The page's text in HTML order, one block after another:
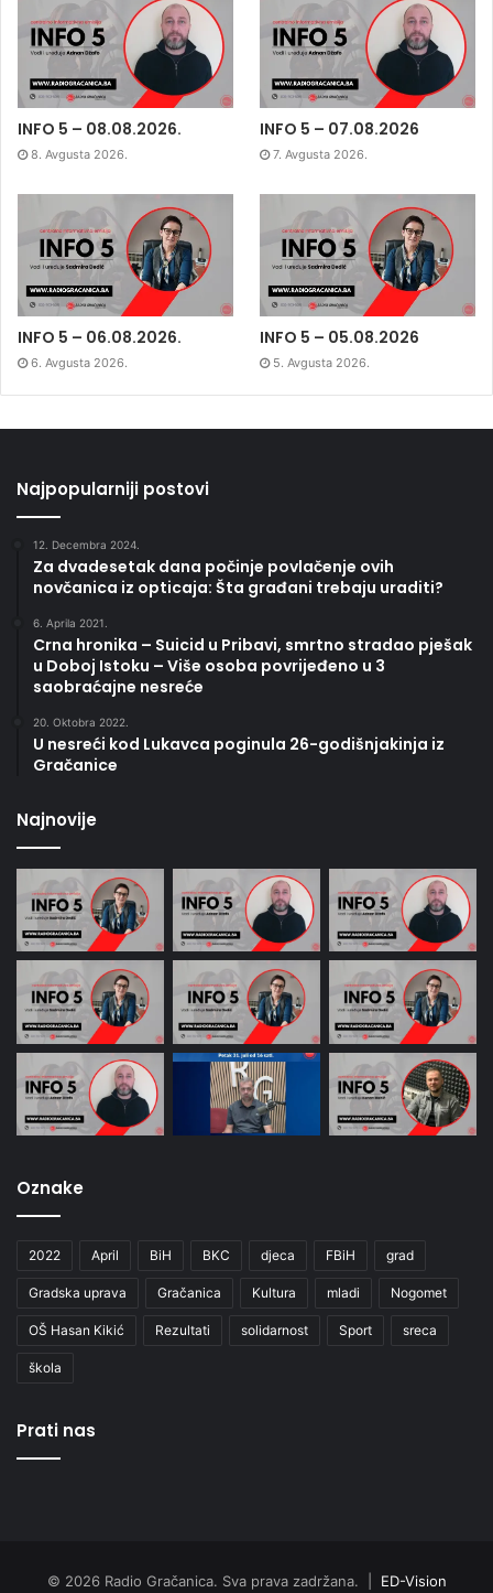
INFO 5 – 08.08.2026.
8. Avgusta 2026.
INFO 5 – 07.08.2026
7. Avgusta 2026.
INFO 5 – 06.08.2026.
6. Avgusta 2026.
INFO 5 – 05.08.2026
5. Avgusta 2026.
Najpopularniji postovi
12. Decembra 2024.
Za dvadesetak dana počinje povlačenje ovih
novčanica iz opticaja: Šta građani trebaju uraditi?
6. Aprila 2021.
Crna hronika – Suicid u Pribavi, smrtno stradao pješak
u Doboj Istoku – Više osoba povrijeđeno u 3
saobraćajne nesreće
20. Oktobra 2022.
U nesreći kod Lukavca poginula 26-godišnjakinja iz
Gračanice
Najnovije
Oznake
2022 April BiH BKC djeca FBiH grad
Gradska uprava Gračanica Kultura mladi Nogomet
OŠ Hasan Kikić Rezultati solidarnost Sport sreca
škola
Prati nas
© 2026 Radio Gračanica. Sva prava zadržana. | ED-Vision